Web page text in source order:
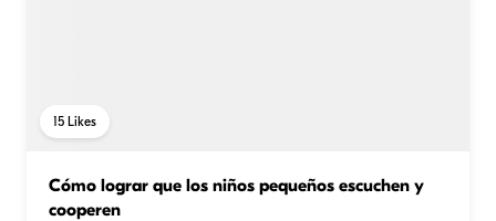
15 Likes
Cómo lograr que los niños pequeños escuchen y
cooperen